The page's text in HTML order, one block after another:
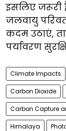
इसलिए जरूरी
जलवायु
कदम उठाएं,
पर्यावरण
Climate Impacts
Carbon Dioxide
Carbon Capture
Himalaya